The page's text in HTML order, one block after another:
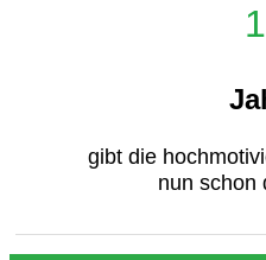
gibt die
nun schon